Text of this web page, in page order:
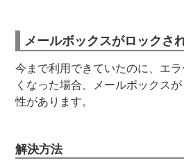
メールボックスがロックさ
今まで利用できていたのに、エ
くなった場合、メールボックス
性があります。
解決方法